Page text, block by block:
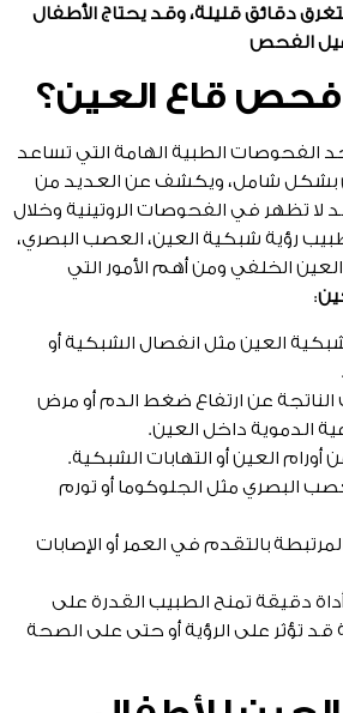
دقائق قليلة، وقد يحتاج الأطفال
الفحص
فحص قاع العين؟
الفحوصات الطبية الهامة التي تساعد
بشكل شامل، ويكشف عن العديد من
لا تظهر في الفحوصات الروتينية وخلال
رؤية شبكية العين، العصب البصري،
العين الخلفي ومن أهم الأمور التي
:
العين مثل انفصال الشبكية أو
الناتجة عن ارتفاع ضغط الدم أو مرض
الدموية داخل العين.
العين أو التهابات الشبكية.
البصري مثل الجلوكوما أو تورم
بالتقدم في العمر أو الإصابات
دقيقة تمنح الطبيب القدرة على
تؤثر على الرؤية أو حتى على الصحة